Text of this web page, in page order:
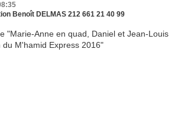
Benoît DELMAS 212 661 21 40 99